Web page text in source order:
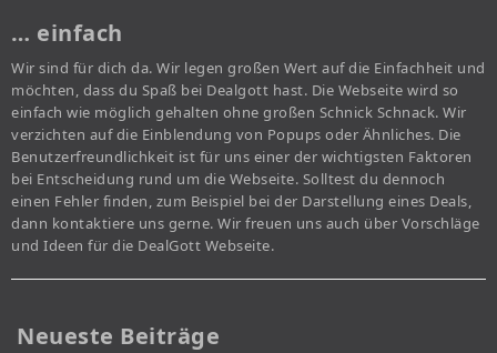
… einfach
Wir sind für dich da. Wir legen großen Wert auf die Einfachheit und
möchten, dass du Spaß bei Dealgott hast. Die Webseite wird so
einfach wie möglich gehalten ohne großen Schnick Schnack. Wir
verzichten auf die Einblendung von Popups oder Ähnliches. Die
Benutzerfreundlichkeit ist für uns einer der wichtigsten Faktoren
bei Entscheidung rund um die Webseite. Solltest du dennoch
einen Fehler finden, zum Beispiel bei der Darstellung eines Deals,
dann kontaktiere uns gerne. Wir freuen uns auch über Vorschläge
und Ideen für die DealGott Webseite.
Neueste Beiträge